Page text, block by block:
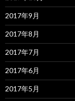
2017年9月
2017年8月
2017年7月
2017年6月
2017年5月